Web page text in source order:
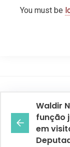
You must be
Waldir
função
em